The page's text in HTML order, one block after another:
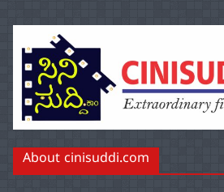
About cinisuddi.com